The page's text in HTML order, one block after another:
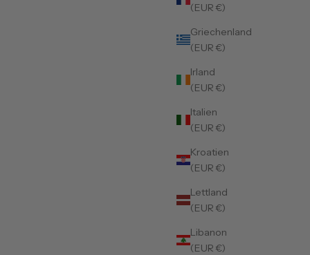
(EUR €)
Griechenland
(EUR €)
Irland
(EUR €)
Italien
(EUR €)
Kroatien
(EUR €)
Lettland
(EUR €)
Libanon
(EUR €)